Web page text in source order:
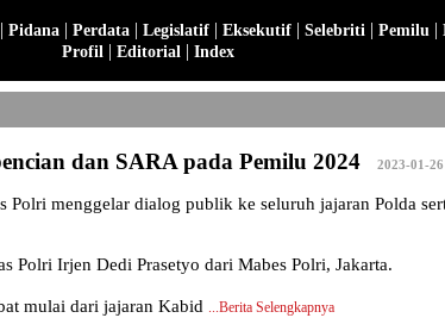
| Pidana | Perdata | Legislatif | Eksekutif | Selebriti | Pemilu |
Profil | Editorial | Index
dan SARA pada Pemilu 2024| 2023-01-
menggelar dialog publik ke seluruh jajaran Polda
Polri Irjen Dedi Prasetyo dari Mabes Polri, Jakarta.
mulai dari jajaran Kabid ...Berita Selengkapnya